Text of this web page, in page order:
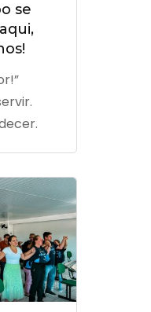
se
Equipe
Igreja
e